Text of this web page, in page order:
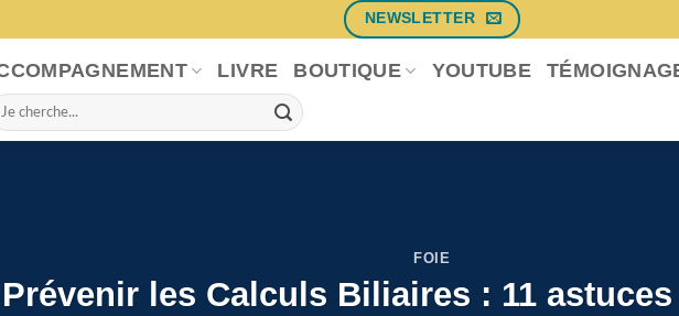
NEWSLETTER
LIVRE BOUTIQUE YOUTUBE
FOIE
Prévenir les Calculs Biliaires : 11